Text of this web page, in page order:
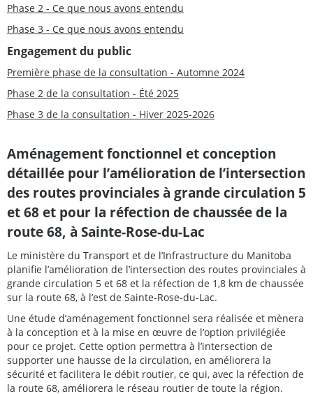
Phase 2 - Ce que nous avons entendu
Phase 3 - Ce que nous avons entendu
Engagement du public
Première phase de la consultation - Automne 2024
Phase 2 de la consultation - Été 2025
Phase 3 de la consultation - Hiver 2025-2026
Aménagement fonctionnel et conception
détaillée pour l’amélioration de l’intersection
des routes provinciales à grande circulation 5
et 68 et pour la réfection de chaussée de la
route 68, à Sainte-Rose-du-Lac
Le ministère du Transport et de l’Infrastructure du Manitoba
planifie l’amélioration de l’intersection des routes provinciales à
grande circulation 5 et 68 et la réfection de 1,8 km de chaussée
sur la route 68, à l’est de Sainte-Rose-du-Lac.
Une étude d’aménagement fonctionnel sera réalisée et mènera
à la conception et à la mise en œuvre de l’option privilégiée
pour ce projet. Cette option permettra à l’intersection de
supporter une hausse de la circulation, en améliorera la
sécurité et facilitera le débit routier, ce qui, avec la réfection de
la route 68, améliorera le réseau routier de toute la région.